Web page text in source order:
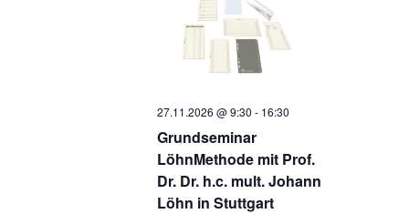
Grundseminar
LöhnMethode mit Prof.
Dr. Dr. h.c. mult. Johann
Löhn in Stuttgart
27.11.2026 @ 9:30 - 16:30